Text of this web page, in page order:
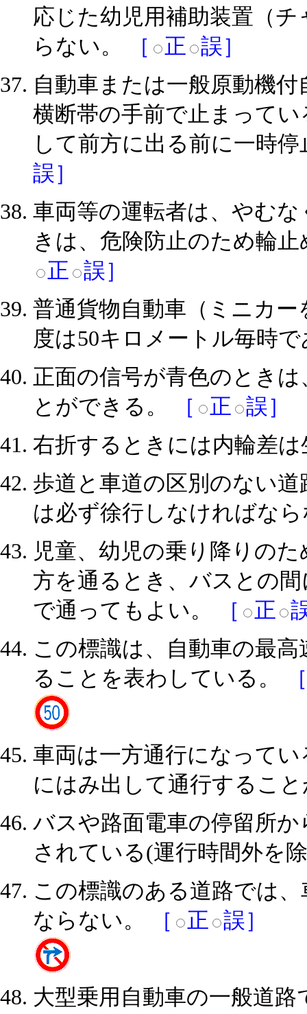
応じた幼児用補助装置（
らない。
［ 正
誤］
自動車または一般原動機
横断帯の手前で止まって
して前方に出る前に一時
誤］
車両等の運転者は、やむ
きは、危険防止のため輪
正
誤］
普通貨物自動車（ミニカ
度は50キロメートル毎時
正面の信号が青色のとき
とができる。
［ 正
誤］
右折するときには内輪差
歩道と車道の区別のない
は必ず徐行しなければな
児童、幼児の乗り降りの
方を通るとき、バスとの
で通ってもよい。
［ 正
この標識は、自動車の最
ることを表わしている。
［
車両は一方通行になって
にはみ出して通行するこ
バスや路面電車の停留所
されている(運行時間外を
この標識のある道路では
ならない。
［ 正 誤］
大型乗用自動車の一般道